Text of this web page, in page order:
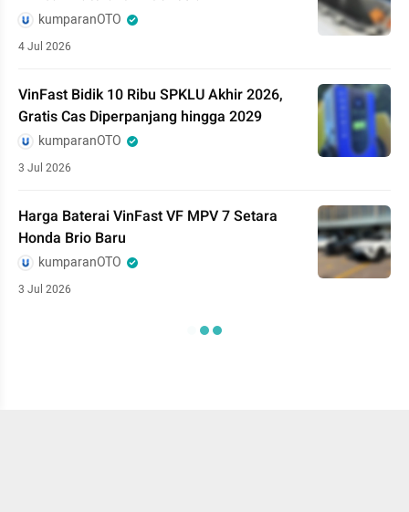
kumparanOTO
4 Jul 2026
VinFast Bidik 10 Ribu SPKLU Akhir 2026,
Gratis Cas Diperpanjang hingga 2029
kumparanOTO
3 Jul 2026
Harga Baterai VinFast VF MPV 7 Setara
Honda Brio Baru
kumparanOTO
3 Jul 2026